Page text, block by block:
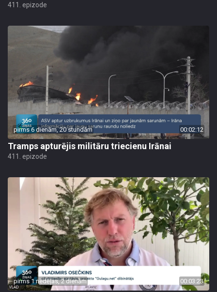
411. epizode
pirms 6 dienām, 20 stundām 00:02:12
Tramps apturējis militāru triecienu Irānai
411. epizode
pirms 1 nedēļas, 2 dienām 00:03:23